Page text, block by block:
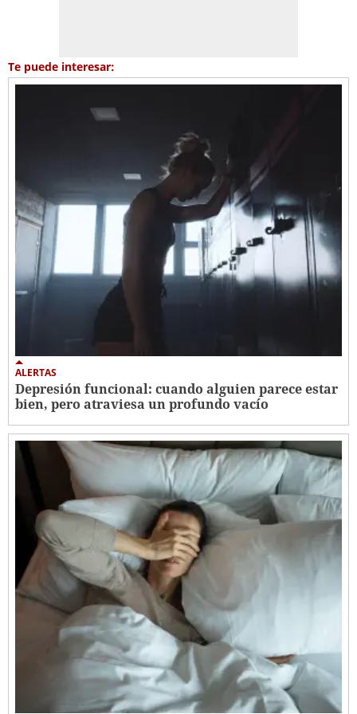
Te puede interesar:
ALERTAS
Depresión funcional: cuando alguien parece estar
bien, pero atraviesa un profundo vacío